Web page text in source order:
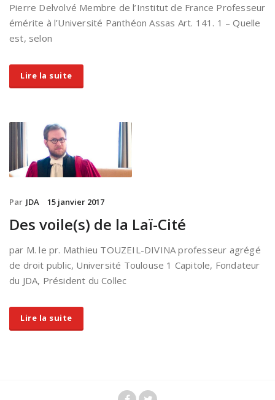
Pierre Delvolvé Membre de l’Institut de France Professeur
émérite à l’Université Panthéon Assas Art. 141. 1 – Quelle
est, selon
Lire la suite
Par JDA 15 janvier 2017
Des voile(s) de la Laï-Cité
par M. le pr. Mathieu TOUZEIL-DIVINA professeur agrégé
de droit public, Université Toulouse 1 Capitole, Fondateur
du JDA, Président du Collec
Lire la suite